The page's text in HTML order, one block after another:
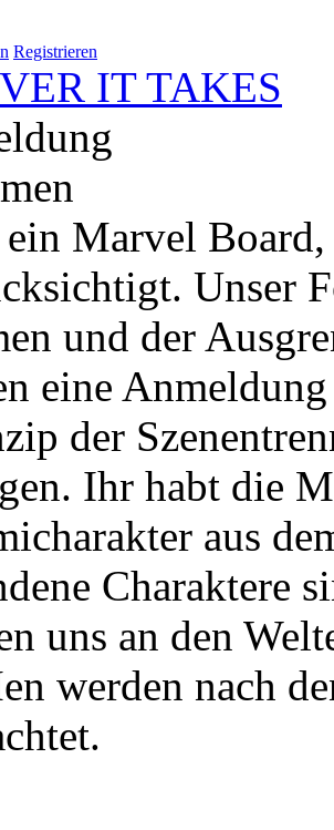
Registrieren
IT TAKES
Marvel
Unser
und der
eine
der
Ihr habt die
aus
Charaktere
uns an den
werden nach